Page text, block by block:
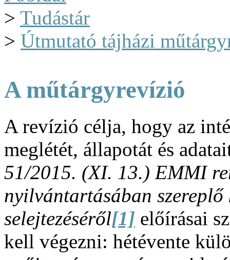
> Tudástár
> Útmutató tájházi
A műtárgyrevízió
A revízió célja, hogy az
meglétét, állapotát és
51/2015. (XI. 13.) EMMI
nyilvántartásában
selejtezéséről[1] előírásai
kell végezni: hétévente